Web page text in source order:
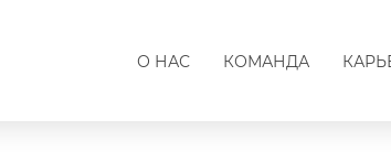
О НАС КОМАНДА